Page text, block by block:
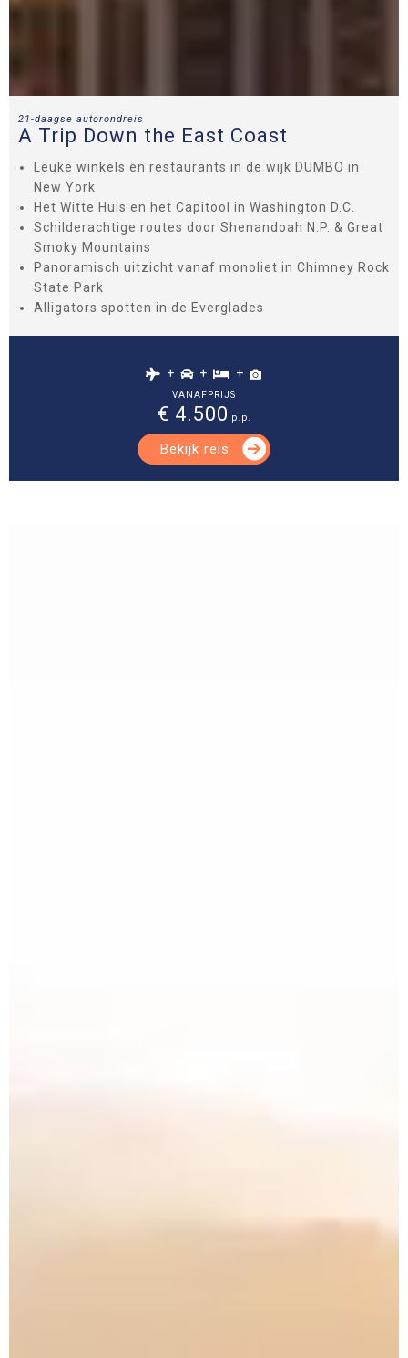
21-daagse autorondreis
A Trip Down the East Coast
Leuke winkels en restaurants in de wijk DUMBO in
New York
Het Witte Huis en het Capitool in Washington D.C.
Schilderachtige routes door Shenandoah N.P. & Great
Smoky Mountains
Panoramisch uitzicht vanaf monoliet in Chimney Rock
State Park
Alligators spotten in de Everglades
+ + +
VANAFPRIJS
€ 4.500 p.p.
Bekijk reis